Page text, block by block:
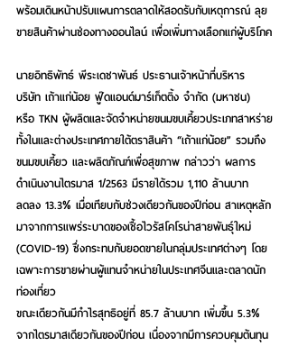
พร้อมเดินหน้าปรับแผนการตลาดให้สอดรับกับเหตุการณ์ ลุย
ขายสินค้าผ่านช่องทางออนไลน์ เพื่อเพิ่มทางเลือกแก่ผู้บริโภค
นายอิทธิพัทธ์ พีระเดชาพันธ์ ประธานเจ้าหน้าที่บริหาร
บริษัท เถ้าแก่น้อย ฟู๊ดแอนด์มาร์เก็ตติ้ง จำกัด (มหาชน)
หรือ TKN ผู้ผลิตและจัดจำหน่ายขนมขบเคี้ยวประเภทสาหร่าย
ทั้งในและต่างประเทศภายใต้ตราสินค้า “เถ้าแก่น้อย” รวมถึง
ขนมขบเคี้ยว และผลิตภัณฑ์เพื่อสุขภาพ กล่าวว่า ผลการ
ดำเนินงานไตรมาส 1/2563 มีรายได้รวม 1,110 ล้านบาท
ลดลง 13.3% เมื่อเทียบกับช่วงเดียวกันของปีก่อน สาเหตุหลัก
มาจากการแพร่ระบาดของเชื้อไวรัสโคโรน่าสายพันธุ์ใหม่
(COVID-19) ซึ่งกระทบกับยอดขายในกลุ่มประเทศต่างๆ โดย
เฉพาะการขายผ่านผู้แทนจำหน่ายในประเทศจีนและตลาดนัก
ท่องเที่ยว
ขณะเดียวกันมีกำไรสุทธิอยู่ที่ 85.7 ล้านบาท เพิ่มขึ้น 5.3%
จากไตรมาสเดียวกันของปีก่อน เนื่องจากมีการควบคุมต้นทุน